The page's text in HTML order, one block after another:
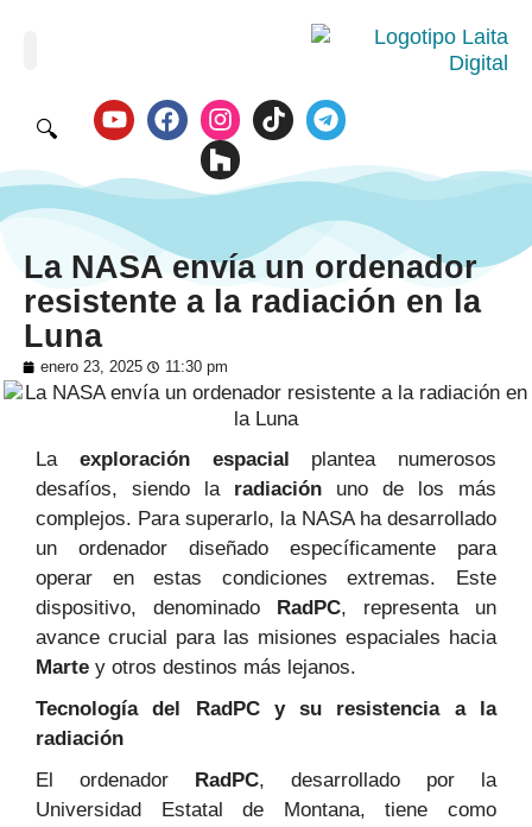
🔍
La NASA envía un ordenador
resistente a la radiación en la
Luna
enero 23, 2025 11:30 pm
La exploración espacial
plantea numerosos
desafíos, siendo la radiación uno de los más
complejos. Para superarlo, la NASA ha desarrollado
un ordenador diseñado específicamente para
operar en estas condiciones extremas. Este
dispositivo, denominado
RadPC, representa un
avance crucial para las misiones espaciales hacia
Marte y otros destinos más lejanos.
Tecnología del RadPC y su resistencia a la
radiación
El ordenador
RadPC, desarrollado por la
Universidad Estatal de Montana, tiene como